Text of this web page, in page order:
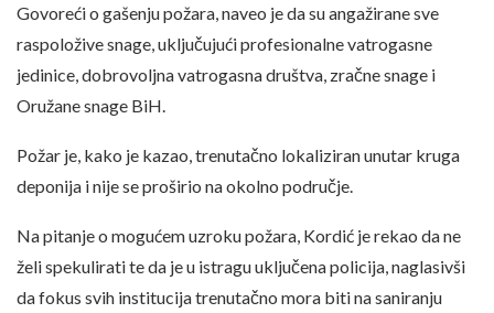
Govoreći o gašenju požara, naveo je da su angažirane sve
raspoložive snage, uključujući profesionalne vatrogasne
jedinice, dobrovoljna vatrogasna društva, zračne snage i
Oružane snage BiH.
Požar je, kako je kazao, trenutačno lokaliziran unutar kruga
deponija i nije se proširio na okolno područje.
Na pitanje o mogućem uzroku požara, Kordić je rekao da ne
želi spekulirati te da je u istragu uključena policija, naglasivši
da fokus svih institucija trenutačno mora biti na saniranju